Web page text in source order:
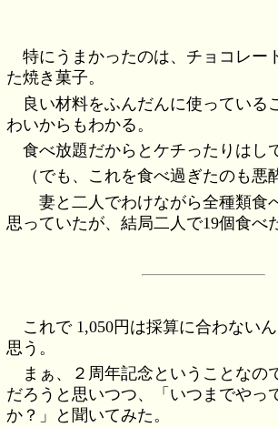
特にうまかったのは、チョコレー
た焼き菓子。
良い材料をふんだんに使っている
わいからもわかる。
食べ放題だからとケチったりはし
（でも、これを食べ過ぎたのも悪
妻と二人でわけながら全種類食
思っていたが、結局二人で19個食べ
これで 1,050円は採算に合わない
思う。
まぁ、２周年記念ということなの
だろうと思いつつ、「いつまでやっ
か？」と聞いてみた。